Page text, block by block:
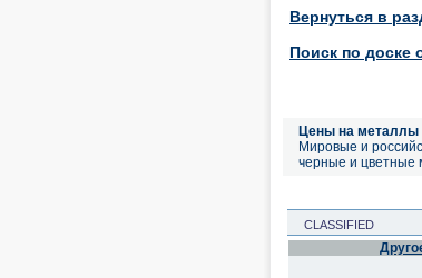
Вернуться в
Поиск по доске
Цены на металлы
Мировые и
черные и цветные
CLASSIFIED